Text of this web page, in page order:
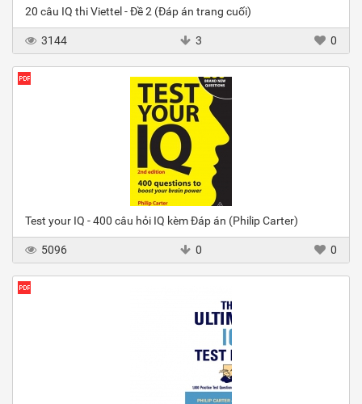
20 câu IQ thi Viettel - Đề 2 (Đáp án trang cuối)
3144 3 0
Test your IQ - 400 câu hỏi IQ kèm Đáp án (Philip Carter)
5096 0 0